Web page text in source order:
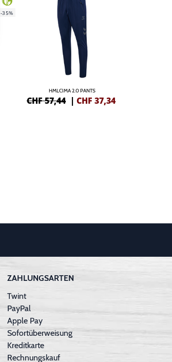
-35%
HMLCIMA 2.0 PANTS
CHF 57,44 | CHF 37,34
ZAHLUNGSARTEN
Twint
PayPal
Apple Pay
Sofortüberweisung
Kreditkarte
Rechnungskauf